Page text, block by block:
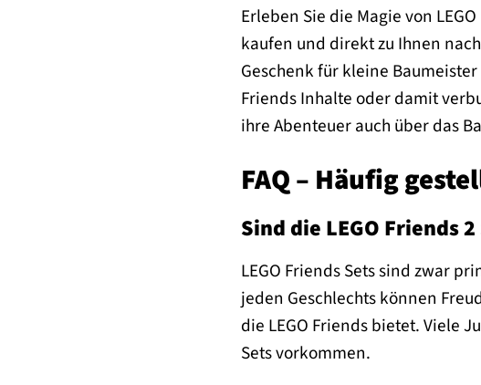
Erleben Sie die Magie von
kaufen und direkt zu Ihnen
Geschenk für kleine
Friends Inhalte oder damit
ihre Abenteuer auch über das
FAQ – Häufig
Sind die LEGO Friends
LEGO Friends Sets sind zwar
jeden Geschlechts können
die LEGO Friends bietet. Viele
Sets vorkommen.